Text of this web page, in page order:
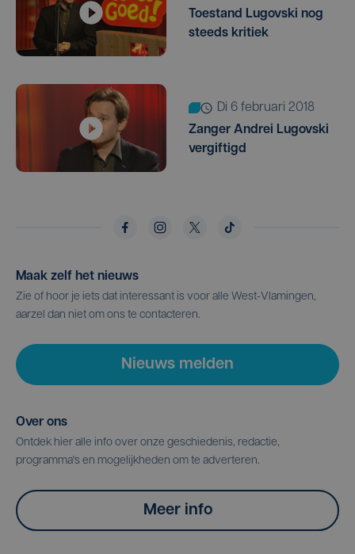
Toestand Lugovski nog
steeds kritiek
di 6 februari 2018
Zanger Andrei Lugovski
vergiftigd
Maak zelf het nieuws
Zie of hoor je iets dat interessant is voor alle West-Vlamingen,
aarzel dan niet om ons te contacteren.
Nieuws melden
Over ons
Ontdek hier alle info over onze geschiedenis, redactie,
programma's en mogelijkheden om te adverteren.
Meer info